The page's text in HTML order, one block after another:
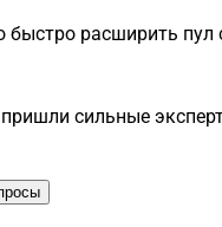
расширить пул
сильные